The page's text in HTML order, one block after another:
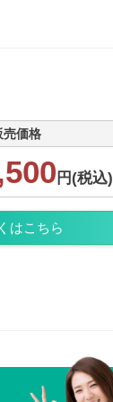
売価格
円(税込)
はこちら